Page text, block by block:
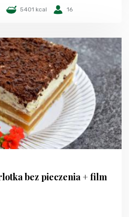
5401 kcal 16
bez pieczenia + film